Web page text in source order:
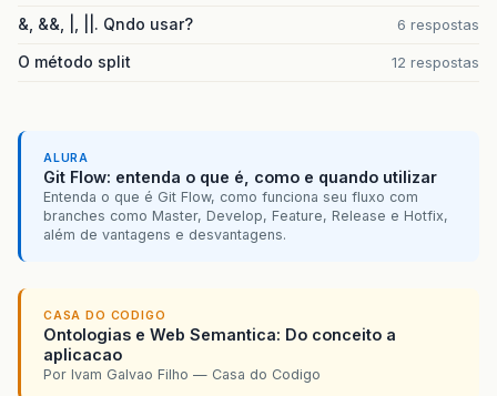
&, &&, |, ||. Qndo usar? 6 respostas
O método split 12 respostas
ALURA
Git Flow: entenda o que é, como e quando utilizar
Entenda o que é Git Flow, como funciona seu fluxo com
branches como Master, Develop, Feature, Release e Hotfix,
além de vantagens e desvantagens.
CASA DO CODIGO
Ontologias e Web Semantica: Do conceito a
aplicacao
Por Ivam Galvao Filho — Casa do Codigo